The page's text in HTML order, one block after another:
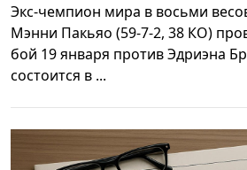
Экс-чемпион мира в восьми
Мэнни Пакьяо (59-7-2, 38 КО)
бой 19 января против Эдриэна
состоится в ...